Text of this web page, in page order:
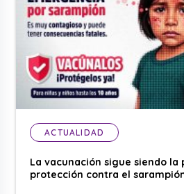
ACTUALIDAD
La vacunación sigue siendo la
protección contra el